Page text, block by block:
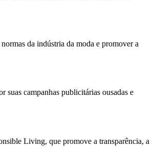
da indústria da moda e promover a
suas campanhas publicitárias ousadas e
Living, que promove a transparência, a